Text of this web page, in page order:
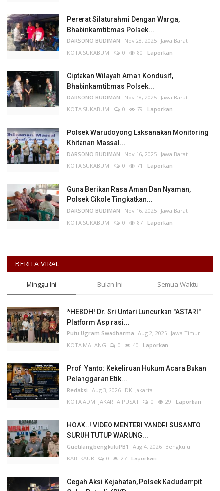
Pererat Silaturahmi Dengan Warga,
Bhabinkamtibmas Polsek...
DARSONO BUDIMAN Nov 28, 2025 Jawa Barat
KOTA SUKABUMI
0 80 Laporkan
Ciptakan Wilayah Aman Kondusif,
Bhabinkamtibmas Polsek...
DARSONO BUDIMAN Nov 18, 2025 Jawa Barat
KOTA SUKABUMI
0 79 Laporkan
Polsek Warudoyong Laksanakan Monitoring
Khitanan Massal...
DARSONO BUDIMAN Nov 16, 2025 Jawa Barat
KOTA SUKABUMI
0 71 Laporkan
Guna Berikan Rasa Aman Dan Nyaman,
Polsek Cikole Tingkatkan...
DARSONO BUDIMAN Nov 16, 2025 Jawa Barat
KOTA SUKABUMI
0 87 Laporkan
BERITA VIRAL
Minggu Ini Bulan Ini Semua Waktu
*HEBOH! Dr. Sri Untari Luncurkan "ASTARI"
Platform Aspirasi...
Putu Ugram Swadharma Aug 2, 2026 Jawa Timur
KOTA MALANG
0 40 Laporkan
Prof. Yanto: Kekeliruan Hukum Acara Bukan
Pelanggaran Etik...
Redaksi Aug 3, 2026 DKI Jakarta
KOTA ADM. JAKARTA PUSAT
0 29 Laporkan
HOAX..! VIDEO MENTERI YANDRI SUSANTO
SURUH TUTUP WARUNG...
GuetilangbengkuluPB1 Aug 4, 2026 Bengkulu
KAB. KAUR
0 27 Laporkan
Cegah Aksi Kejahatan, Polsek Kadudampit